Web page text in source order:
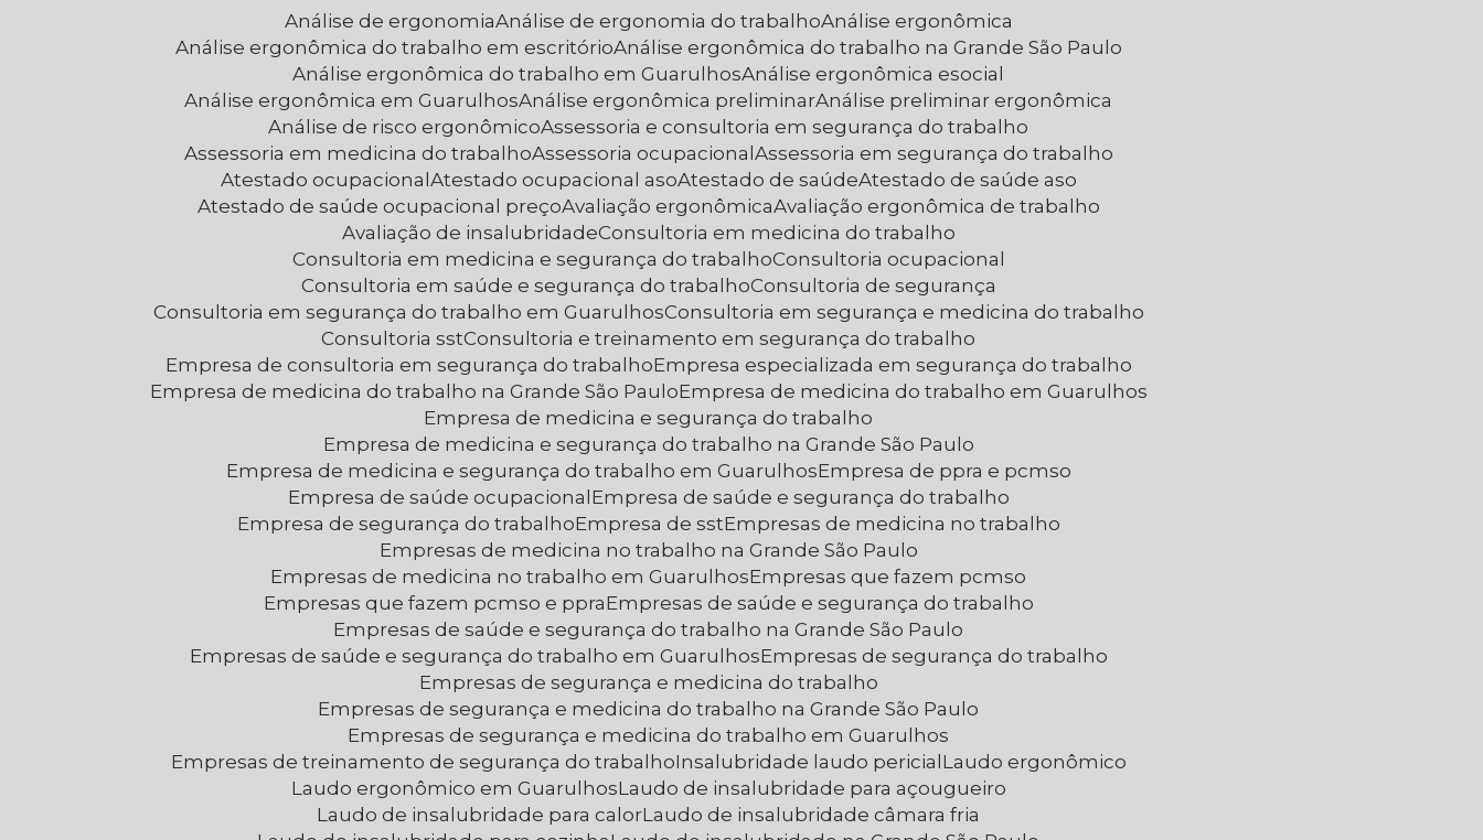
Análise de ergonomia Análise de ergonomia do trabalho
Análise ergonômica
Análise ergonômica do trabalho em escritório
Análise ergonômica do trabalho na Grande São Paulo
Análise ergonômica do trabalho em Guarulhos
Análise ergonômica esocial
Análise ergonômica em Guarulhos
Análise ergonômica preliminar
Análise preliminar ergonômica
Análise de risco ergonômico Assessoria e consultoria em segurança do trabalho
Assessoria em medicina do trabalho
Assessoria ocupacional
Assessoria em segurança do trabalho
Atestado ocupacional
Atestado ocupacional aso Atestado de saúde
Atestado de saúde aso
Atestado de saúde ocupacional preço
Avaliação ergonômica
Avaliação ergonômica de trabalho
Avaliação de insalubridade
Consultoria em medicina do trabalho
Consultoria em medicina e segurança do trabalho
Consultoria ocupacional
Consultoria em saúde e segurança do trabalho
Consultoria de segurança
Consultoria em segurança do trabalho em Guarulhos
Consultoria em segurança e medicina do trabalho
Consultoria sst Consultoria e treinamento em segurança do trabalho
Empresa de consultoria em segurança do trabalho Empresa especializada em segurança do trabalho
Empresa de medicina do trabalho na Grande São Paulo Empresa de medicina do trabalho em Guarulhos
Empresa de medicina e segurança do trabalho
Empresa de medicina e segurança do trabalho na Grande São Paulo
Empresa de medicina e segurança do trabalho em Guarulhos Empresa de ppra e pcmso
Empresa de saúde ocupacional
Empresa de saúde e segurança do trabalho
Empresa de segurança do trabalho Empresa de sst Empresas de medicina no trabalho
Empresas de medicina no trabalho na Grande São Paulo
Empresas de medicina no trabalho em Guarulhos
Empresas que fazem pcmso
Empresas que fazem pcmso e ppra
Empresas de saúde e segurança do trabalho
Empresas de saúde e segurança do trabalho na Grande São Paulo
Empresas de saúde e segurança do trabalho em Guarulhos Empresas de segurança do trabalho
Empresas de segurança e medicina do trabalho
Empresas de segurança e medicina do trabalho na Grande São Paulo
Empresas de segurança e medicina do trabalho em Guarulhos
Empresas de treinamento de segurança do trabalho Insalubridade laudo pericial
Laudo ergonômico
Laudo ergonômico em Guarulhos Laudo de insalubridade para açougueiro
Laudo de insalubridade para calor Laudo de insalubridade câmara fria